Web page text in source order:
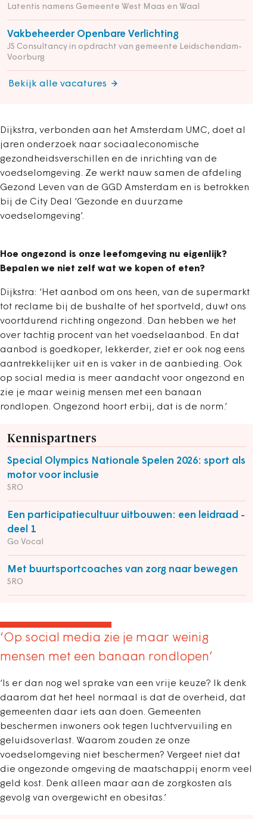
Latentis namens Gemeente West Maas en Waal
Vakbeheerder Openbare Verlichting
JS Consultancy in opdracht van gemeente Leidschendam-
Voorburg
Bekijk alle vacatures
Dijkstra, verbonden aan het Amsterdam UMC, doet al
jaren onderzoek naar sociaaleconomische
gezondheidsverschillen en de inrichting van de
voedselomgeving. Ze werkt nauw samen de afdeling
Gezond Leven van de GGD Amsterdam en is betrokken
bij de City Deal ‘Gezonde en duurzame
voedselomgeving’.
Hoe ongezond is onze leefomgeving nu eigenlijk?
Bepalen we niet zelf wat we kopen of eten?
Dijkstra: ‘Het aanbod om ons heen, van de supermarkt
tot reclame bij de bushalte of het sportveld, duwt ons
voortdurend richting ongezond. Dan hebben we het
over tachtig procent van het voedselaanbod. En dat
aanbod is goedkoper, lekkerder, ziet er ook nog eens
aantrekkelijker uit en is vaker in de aanbieding. Ook
op social media is meer aandacht voor ongezond en
zie je maar weinig mensen met een banaan
rondlopen. Ongezond hoort erbij, dat is de norm.’
Kennispartners
Special Olympics Nationale Spelen 2026: sport als
motor voor inclusie
SRO
Een participatiecultuur uitbouwen: een leidraad -
deel 1
Go Vocal
Met buurtsportcoaches van zorg naar bewegen
SRO
‘Op social media zie je maar weinig
mensen met een banaan rondlopen’
‘Is er dan nog wel sprake van een vrije keuze? Ik denk
daarom dat het heel normaal is dat de overheid, dat
gemeenten daar iets aan doen. Gemeenten
beschermen inwoners ook tegen luchtvervuiling en
geluidsoverlast. Waarom zouden ze onze
voedselomgeving niet beschermen? Vergeet niet dat
die ongezonde omgeving de maatschappij enorm veel
geld kost. Denk alleen maar aan de zorgkosten als
gevolg van overgewicht en obesitas.’